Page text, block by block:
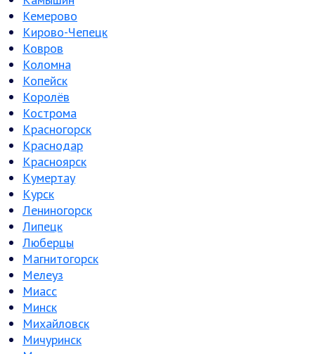
Кемерово
Кирово-Чепецк
Ковров
Коломна
Копейск
Королёв
Кострома
Красногорск
Краснодар
Красноярск
Кумертау
Курск
Лениногорск
Липецк
Люберцы
Магнитогорск
Мелеуз
Миасс
Минск
Михайловск
Мичуринск